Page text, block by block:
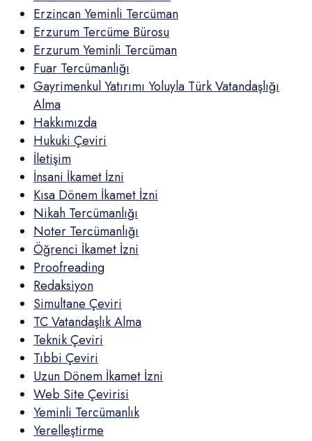
Erzincan Yeminli Tercüman
Erzurum Tercüme Bürosu
Erzurum Yeminli Tercüman
Fuar Tercümanlığı
Gayrimenkul Yatırımı Yoluyla Türk Vatandaşlığı
Alma
Hakkımızda
Hukuki Çeviri
İletişim
İnsani İkamet İzni
Kısa Dönem İkamet İzni
Nikah Tercümanlığı
Noter Tercümanlığı
Öğrenci İkamet İzni
Proofreading
Redaksiyon
Simultane Çeviri
TC Vatandaşlık Alma
Teknik Çeviri
Tıbbi Çeviri
Uzun Dönem İkamet İzni
Web Site Çevirisi
Yeminli Tercümanlık
Yerelleştirme